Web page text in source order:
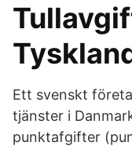
Ett svenskt
tjänster i
punktafgifter